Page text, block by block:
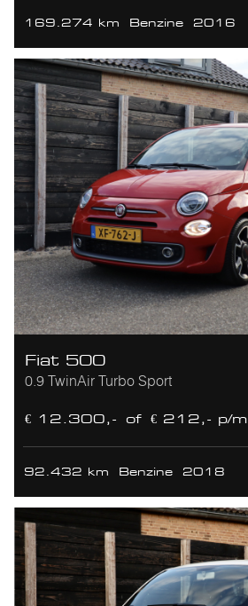
169.274 km Benzine 2016
Fiat 500
0.9 TwinAir Turbo Sport
€ 12.300,- of € 212,- p/m
92.432 km Benzine 2018